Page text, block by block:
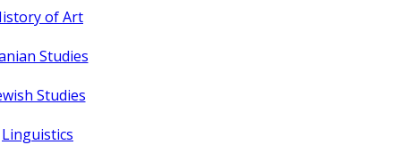
of Art
Studies
Studies
Linguistics